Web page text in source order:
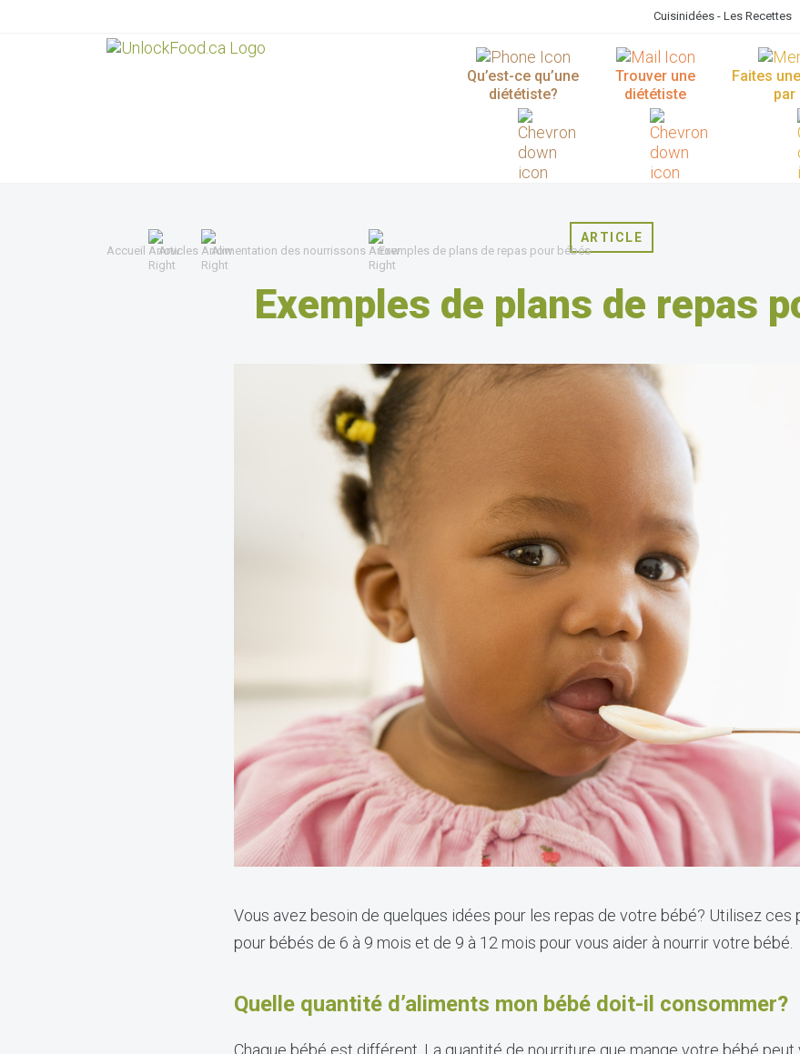
Cuisinidées - Les Recettes
Qu’est-ce qu’une
diététiste?
Trouver une
diététiste
Faites
par
Accueil Articles Alimentation des nourrissons Exemples de plans de repas pour bébés
ARTICLE
Exemples de plans de repas
Vous avez besoin de quelques idées pour les repas de votre bébé? Utilisez ces
pour bébés de 6 à 9 mois et de 9 à 12 mois pour vous aider à nourrir votre bébé.
Quelle quantité d’aliments mon bébé doit-il consommer?
Chaque bébé est différent. La quantité de nourriture que mange votre bébé peut